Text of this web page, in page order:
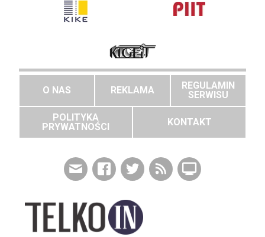
O NAS REKLAMA
REGULAMIN
SERWISU
POLITYKA
PRYWATNOŚCI
KONTAKT